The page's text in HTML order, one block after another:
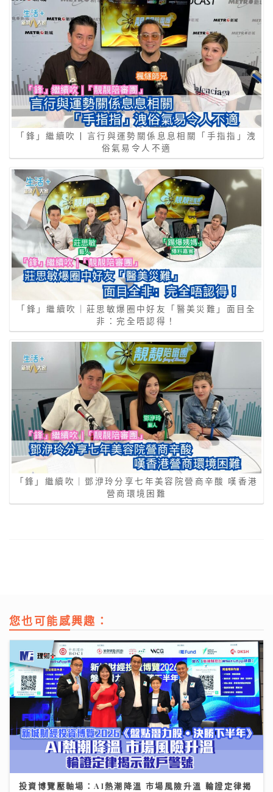
「鋒」繼續吹 | 言行與運勢關係息息相關「手指指」洩
俗氣易令人不適
「鋒」繼續吹｜莊思敏爆圈中好友「醫美災難」面目全
非：完全唔認得！
「鋒」繼續吹｜鄧洢玲分享七年美容院營商辛酸 嘆香港
營商環境困難
您也可能感興趣：
投資博覽壓軸場：AI熱潮降溫 市場風險升溫 輪證定律揭